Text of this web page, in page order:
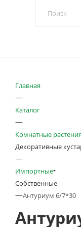
Главная
—
Каталог
—
Комнатные
Декоративные
—
Импортные
Собственные
—Антуриум 6/7*30